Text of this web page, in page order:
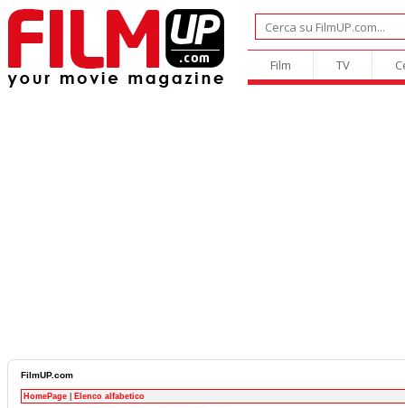
Film TV
FilmUP.com
HomePage Elenco alfabetico